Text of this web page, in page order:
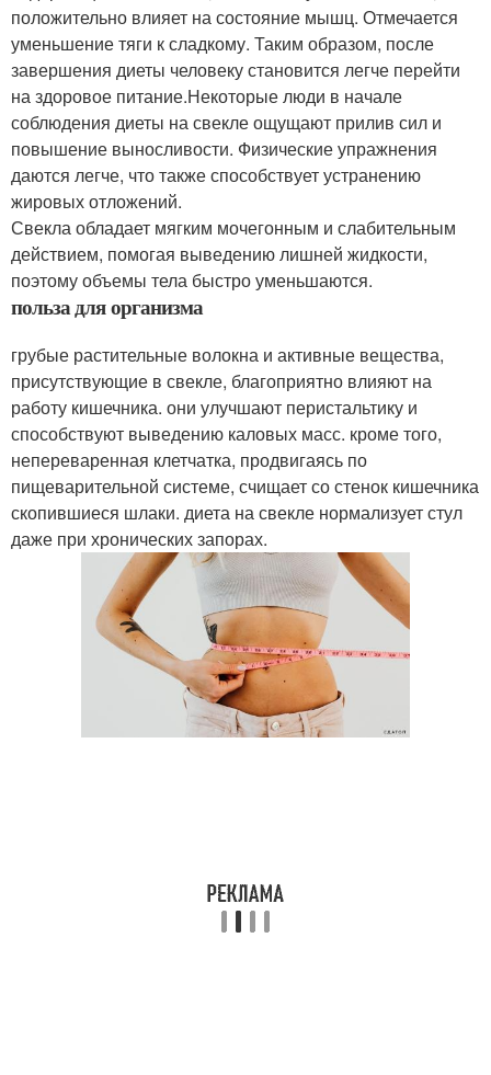
положительно влияет на состояние мышц. Отмечается
уменьшение тяги к сладкому. Таким образом, после
завершения диеты человеку становится легче перейти
на здоровое питание.Некоторые люди в начале
соблюдения диеты на свекле ощущают прилив сил и
повышение выносливости. Физические упражнения
даются легче, что также способствует устранению
жировых отложений.
Свекла обладает мягким мочегонным и слабительным
действием, помогая выведению лишней жидкости,
поэтому объемы тела быстро уменьшаются.
польза для организма
грубые растительные волокна и активные вещества,
присутствующие в свекле, благоприятно влияют на
работу кишечника. они улучшают перистальтику и
способствуют выведению каловых масс. кроме того,
непереваренная клетчатка, продвигаясь по
пищеварительной системе, счищает со стенок кишечника
скопившиеся шлаки. диета на свекле нормализует стул
даже при хронических запорах.